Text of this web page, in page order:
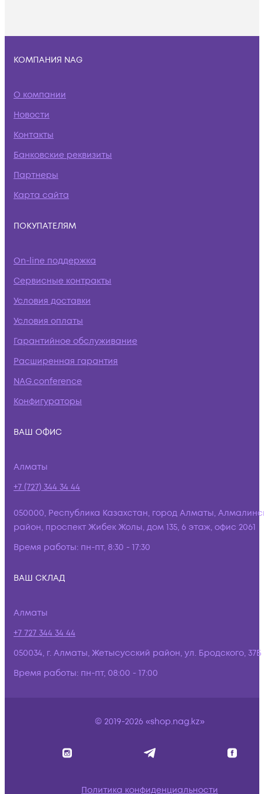
КОМПАНИЯ NAG
О компании
Новости
Контакты
Банковские реквизиты
Партнеры
Карта сайта
ПОКУПАТЕЛЯМ
On-line поддержка
Сервисные контракты
Условия доставки
Условия оплаты
Гарантийное обслуживание
Расширенная гарантия
NAG.conference
Конфигураторы
ВАШ ОФИС
Алматы
+7 (727) 344 34 44
050000, Республика Казахстан, город Алматы,
район, проспект Жибек Жолы, дом 135, 6 этаж, офис 2061
Время работы: пн-пт, 8:30 - 17:30
ВАШ СКЛАД
Алматы
+7 727 344 34 44
050034, г. Алматы, Жетысусский район, ул. Бродского, 37Б
Время работы: пн-пт, 08:00 - 17:00
© 2019-2026 «shop.nag.kz»
Политика конфиденциальности